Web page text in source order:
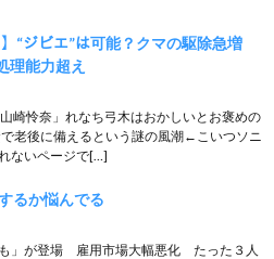
】“ジビエ”は可能？クマの駆除急増
理能力超え
山崎怜奈」れなち弓木はおかしいとお褒めの
老後に備えるという謎の風潮←こいつソニ
ないページで[…]
るか悩んでる
」が登場 雇用市場大幅悪化 たった３人